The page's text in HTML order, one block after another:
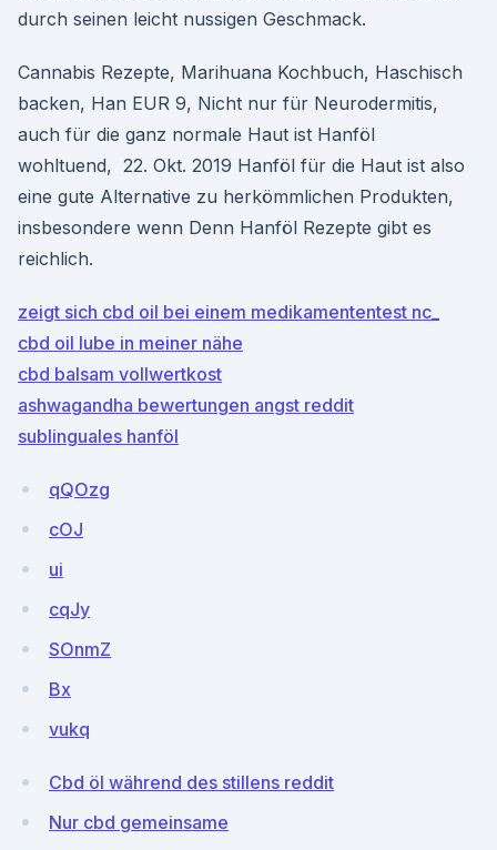
durch seinen leicht nussigen Geschmack.
Cannabis Rezepte, Marihuana Kochbuch, Haschisch
backen, Han EUR 9, Nicht nur für Neurodermitis,
auch für die ganz normale Haut ist Hanföl
wohltuend, 22. Okt. 2019 Hanföl für die Haut ist also
eine gute Alternative zu herkömmlichen Produkten,
insbesondere wenn Denn Hanföl Rezepte gibt es
reichlich.
zeigt sich cbd oil bei einem medikamententest nc_
cbd oil lube in meiner nähe
cbd balsam vollwertkost
ashwagandha bewertungen angst reddit
sublinguales hanföl
qQOzg
cOJ
ui
cqJy
SOnmZ
Bx
vukq
Cbd öl während des stillens reddit
Nur cbd gemeinsame